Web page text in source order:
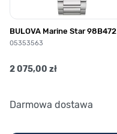
BULOVA Marine Star 98B472
05353563
2 075,00 zł
Darmowa dostawa